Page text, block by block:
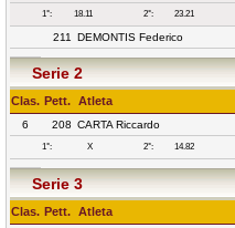
1°: 18.11 2°: 23.21
211 DEMONTIS Federico
Serie 2
Clas. Pett. Atleta
6 208 CARTA Riccardo
1°: X 2°: 14.82
Serie 3
Clas. Pett. Atleta